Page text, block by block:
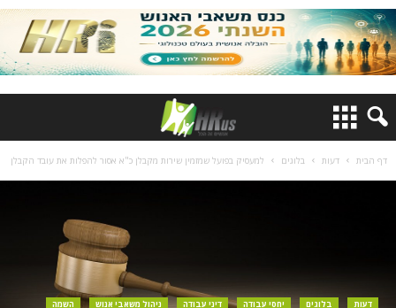
דף הבית דעות בלוגים למעסיק בפועל שמזמין שירות מקבלן כ"א אסור להפלות את עובד הקבלן
דעות בלוגים יחסי עבודה דיני עבודה ניהול משאבי אנוש
השמה